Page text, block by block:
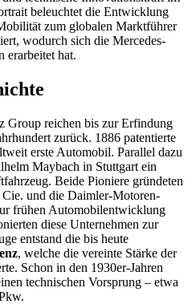
beleuchtet die Entwicklung
zum globalen Marktführer
wodurch sich die Mercedes-
erarbeitet hat.
Group reichen bis zur Erfindung
zurück. 1886 patentierte
erste Automobil. Parallel dazu
Maybach in Stuttgart ein
Beide Pioniere gründeten
und die Daimler-Motoren-
frühen Automobilentwicklung
diese Unternehmen zur
entstand die bis heute
, welche die vereinte Stärke der
Schon in den 1930er-Jahren
technischen Vorsprung – etwa